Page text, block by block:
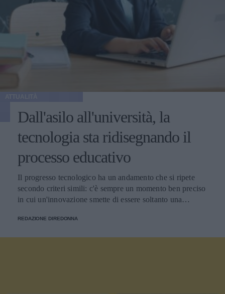
Dall'asilo all'università, la
tecnologia sta ridisegnando il
processo educativo
Il progresso tecnologico ha un andamento che si ripete
secondo criteri simili: c'è sempre un momento ben preciso
in cui un'innovazione smette di essere soltanto una
REDAZIONE DIREDONNA